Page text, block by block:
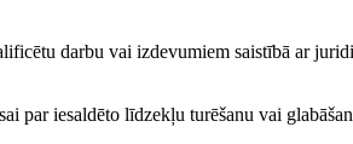
darbu vai izdevumiem saistībā ar
par iesaldēto līdzekļu turēšanu vai